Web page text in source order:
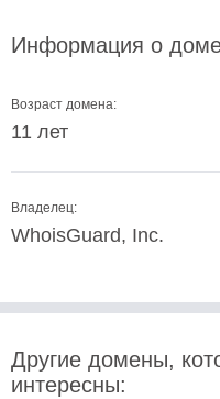
Информация о
Возраст домена:
11 лет
Владелец:
WhoisGuard, Inc.
Другие домены,
интересны: